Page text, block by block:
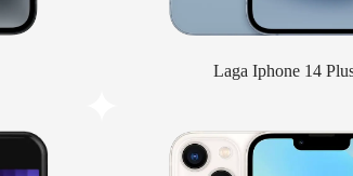
Laga Iphone 14